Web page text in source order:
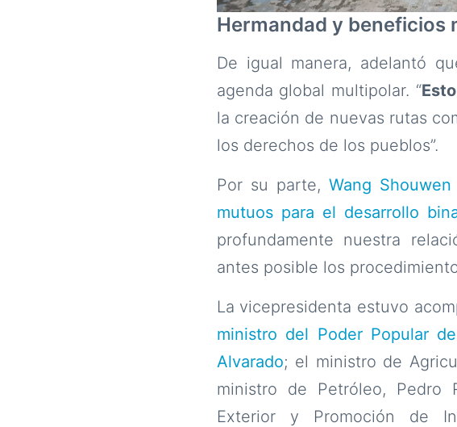
Hermandad y beneficios
De igual manera, adelantó
agenda global multipolar. “
la creación de nuevas rutas
los derechos de los pueblos”.
Por su parte, Wang
mutuos para el desarrollo
profundamente nuestra
antes posible los
La vicepresidenta estuvo
ministro del Poder Popular
Alvarado; el ministro de
ministro de Petróleo, Pedro
Exterior y Promoción de